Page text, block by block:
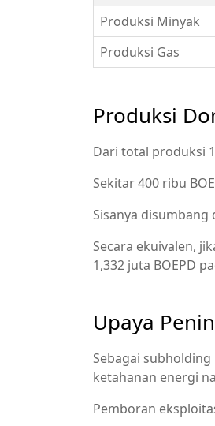
Produksi Minyak
Produksi Gas
Produksi
Dari total produksi
Sekitar 400 ribu
Sisanya disumbang
Secara ekuivalen,
1,332 juta BOEPD
Upaya
Sebagai
ketahanan energi
Pemboran